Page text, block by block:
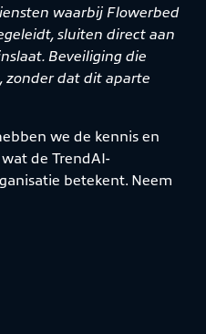
waarbij Flowerbed
sluiten direct aan
Beveiliging die
zonder dat dit aparte
we de kennis en
de TrendAI-
betekent. Neem